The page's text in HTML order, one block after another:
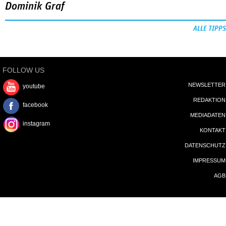
Dominik Graf
ALLE TIPPS
FOLLOW US
youtube
facebook
instagram
NEWSLETTER
REDAKTION
MEDIADATEN
KONTAKT
DATENSCHUTZ
IMPRESSUM
AGB